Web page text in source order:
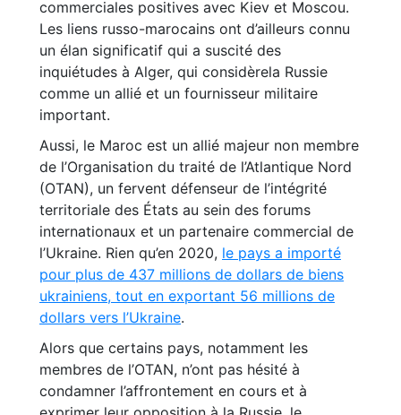
commerciales positives avec Kiev et Moscou.
Les liens russo-marocains ont d’ailleurs connu
un élan significatif qui a suscité des
inquiétudes à Alger, qui considèrela Russie
comme un allié et un fournisseur militaire
important.
Aussi, le Maroc est un allié majeur non membre
de l’Organisation du traité de l’Atlantique Nord
(OTAN), un fervent défenseur de l’intégrité
territoriale des États au sein des forums
internationaux et un partenaire commercial de
l’Ukraine. Rien qu’en 2020, le pays a importé
pour plus de 437 millions de dollars de biens
ukrainiens, tout en exportant 56 millions de
dollars vers l’Ukraine.
Alors que certains pays, notamment les
membres de l’OTAN, n’ont pas hésité à
condamner l’affrontement en cours et à